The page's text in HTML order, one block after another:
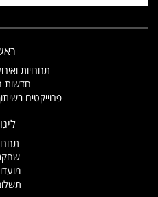
תחרויות
חדשות
פרוייקטים